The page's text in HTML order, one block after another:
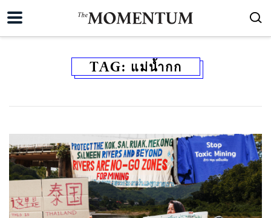
TAG: แม่น้ำกก